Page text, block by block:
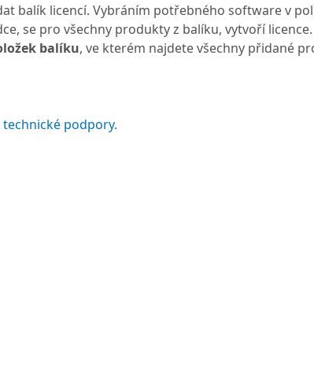
balík licencí. Vybráním potřebného software v
se pro všechny produkty z balíku, vytvoří licence.
balíku, ve kterém najdete všechny přidané
podpory.